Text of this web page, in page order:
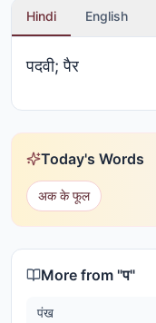
Hindi English
पदवी; पैर
Today's Words
अक के फूल
More from "प"
पंख